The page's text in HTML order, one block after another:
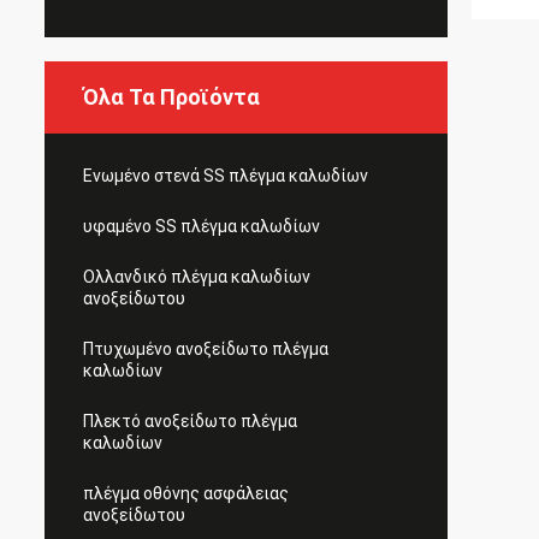
Όλα Τα Προϊόντα
Ενωμένο στενά SS πλέγμα καλωδίων
υφαμένο SS πλέγμα καλωδίων
Ολλανδικό πλέγμα καλωδίων
ανοξείδωτου
Πτυχωμένο ανοξείδωτο πλέγμα
καλωδίων
Πλεκτό ανοξείδωτο πλέγμα
καλωδίων
πλέγμα οθόνης ασφάλειας
ανοξείδωτου